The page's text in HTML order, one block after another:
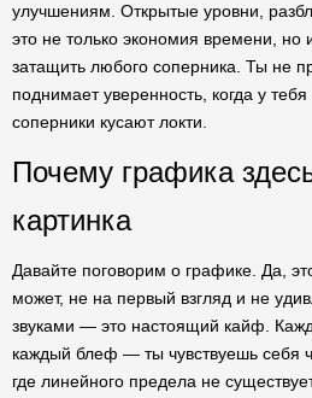
улучшениям. Открытые уровни,
это не только экономия времени, но
затащить любого соперника. Ты не
поднимает уверенность, когда у
соперники кусают локти.
Почему графика
картинка
Давайте поговорим о графике. Да,
может, не на первый взгляд и не
звуками — это настоящий кайф.
каждый блеф — ты чувствуешь себя
где линейного предела не